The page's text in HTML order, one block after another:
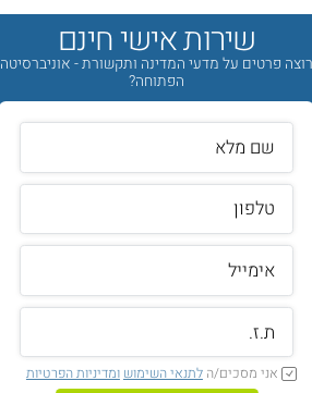
שירות אישי חינם
פרטים על מדעי המדינה ותקשורת - אוניברסיטה
הפתוחה?
אני מסכים/הלתנאי השימוש ומדיניות הפרטיות